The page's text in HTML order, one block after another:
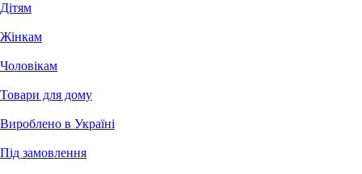
Дітям
Жінкам
Чоловікам
Товари для дому
Вироблено в Україні
Під замовлення